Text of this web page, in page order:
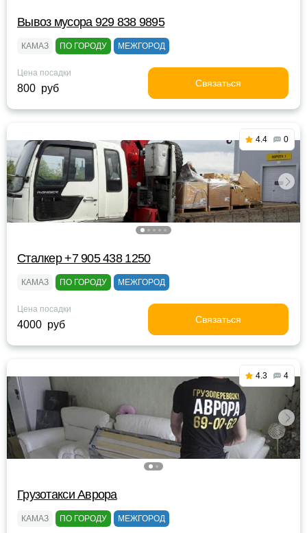
Вывоз мусора 929 838 9895
КАМАЗ ПО ГОРОДУ МЕЖГОРОД
Цена посадки
800 руб Связаться
4.4 0
Сталкер +7 905 438 1250
КАМАЗ ПО ГОРОДУ МЕЖГОРОД
Цена посадки
4000 руб Связаться
4.3 4
Грузотакси Аврора
КАМАЗ ПО ГОРОДУ МЕЖГОРОД